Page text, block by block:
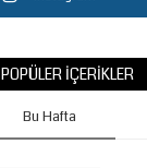
POPÜLER İÇERIKLER
Bu Hafta